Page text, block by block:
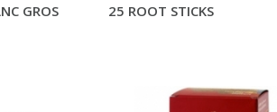
GROS
25 ROOT STICKS